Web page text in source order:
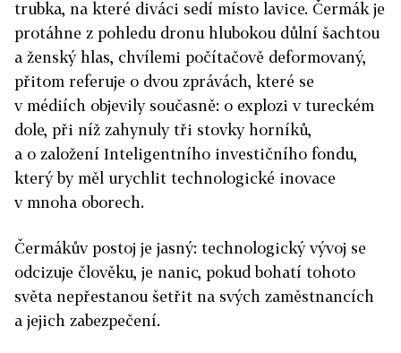
trubka, na které diváci sedí místo lavice. Čermák je
protáhne z pohledu dronu hlubokou důlní šachtou
a ženský hlas, chvílemi počítačově deformovaný,
přitom referuje o dvou zprávách, které se
v médiích objevily současně: o explozi v tureckém
dole, při níž zahynuly tři stovky horníků,
a o založení Inteligentního investičního fondu,
který by měl urychlit technologické inovace
v mnoha oborech.
Čermákův postoj je jasný: technologický vývoj se
odcizuje člověku, je nanic, pokud bohatí tohoto
světa nepřestanou šetřit na svých zaměstnancích
a jejich zabezpečení.